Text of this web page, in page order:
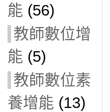
能 (56)
教師數位增
能 (5)
教師數位素
養增能 (13)